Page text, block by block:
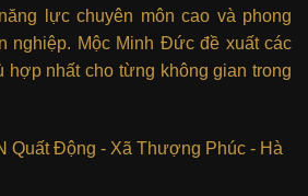
lực chuyên môn cao và phong
nghiệp. Mộc Minh Đức đề xuất các
hợp nhất cho từng không gian trong
Quất Động - Xã Thượng Phúc - Hà